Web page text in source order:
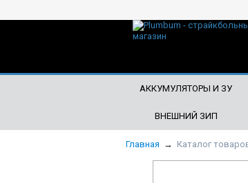
АККУМУЛЯТОРЫ И ЗУ
ВНЕШНИЙ ЗИП
Главная → Каталог
ЧТО БУДЕМ ИСКАТЬ?